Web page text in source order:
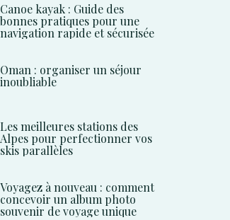
Canoe kayak : Guide des
bonnes pratiques pour une
navigation rapide et sécurisée
Oman : organiser un séjour
inoubliable
Les meilleures stations des
Alpes pour perfectionner vos
skis parallèles
Voyagez à nouveau : comment
concevoir un album photo
souvenir de voyage unique